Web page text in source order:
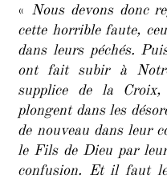
« Nous devons donc
cette horrible faute,
dans leurs péchés.
ont fait subir à
supplice de la
plongent dans les
de nouveau dans leur
le Fils de Dieu par
confusion. Et il faut